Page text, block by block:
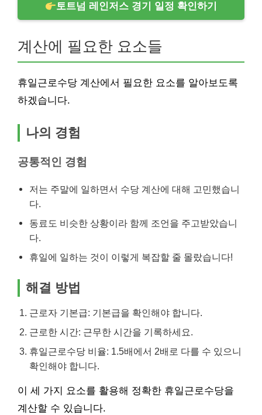
토트넘 레인저스 경기 일정 확인하기
계산에 필요한 요소들
휴일근로수당 계산에서 필요한 요소를 알아보도록
하겠습니다.
나의 경험
공통적인 경험
저는 주말에 일하면서 수당 계산에 대해 고민했습니
다.
동료도 비슷한 상황이라 함께 조언을 주고받았습니
다.
휴일에 일하는 것이 이렇게 복잡할 줄 몰랐습니다!
해결 방법
근로자 기본급: 기본급을 확인해야 합니다.
근로한 시간: 근무한 시간을 기록하세요.
휴일근로수당 비율: 1.5배에서 2배로 다를 수 있으니
확인해야 합니다.
이 세 가지 요소를 활용해 정확한 휴일근로수당을
계산할 수 있습니다.